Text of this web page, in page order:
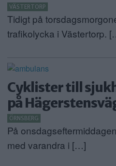
VÄSTERTORP
Tidigt på
trafikolycka i Västertorp.
Cyklister till
på
ÖRNSBERG
På
med varandra i […]